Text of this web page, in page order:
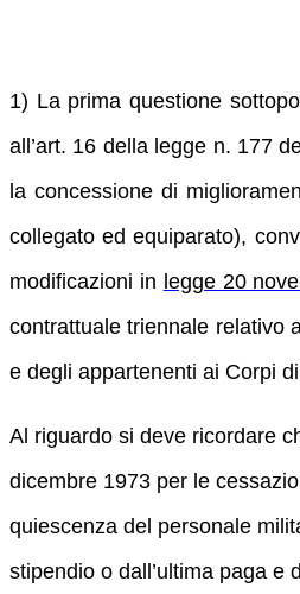
1) La prima questione
all’art. 16 della legge n. 177
la concessione di
collegato ed equiparato),
modificazioni in legge 20
contrattuale triennale relativo
e degli appartenenti ai Corpi
Al riguardo si deve ricordare
dicembre 1973 per le
quiescenza del personale
stipendio o dall’ultima paga